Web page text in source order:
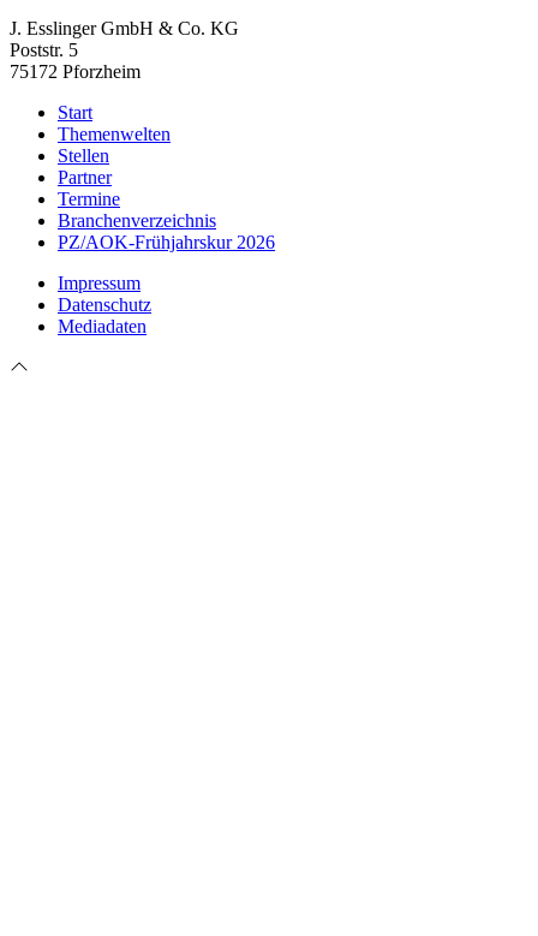
J. Esslinger GmbH & Co. KG
Poststr. 5
75172 Pforzheim
Start
Themenwelten
Stellen
Partner
Termine
Branchenverzeichnis
PZ/AOK-Frühjahrskur 2026
Impressum
Datenschutz
Mediadaten